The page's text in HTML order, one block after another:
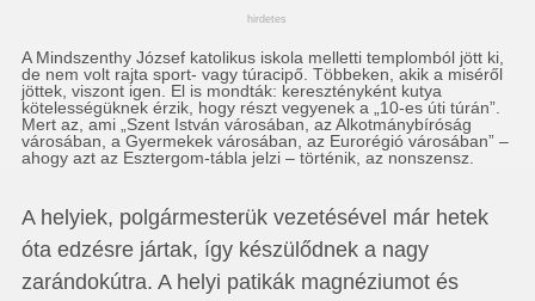
hirdetes
A Mindszenthy József katolikus iskola melletti templomból jött ki,
de nem volt rajta sport- vagy túracipő. Többeken, akik a miséről
jöttek, viszont igen. El is mondták: keresztényként kutya
kötelességüknek érzik, hogy részt vegyenek a „10-es úti túrán”.
Mert az, ami „Szent István városában, az Alkotmánybíróság
városá­ban, a Gyermekek városában, az Eurorégió városában” –
ahogy azt az Esztergom-tábla jelzi – történik, az nonszensz.
A helyiek, polgármesterük vezetésével már hetek
óta edzésre jártak, így készülődnek a nagy
zarándokútra. A helyi patikák magnéziumot és